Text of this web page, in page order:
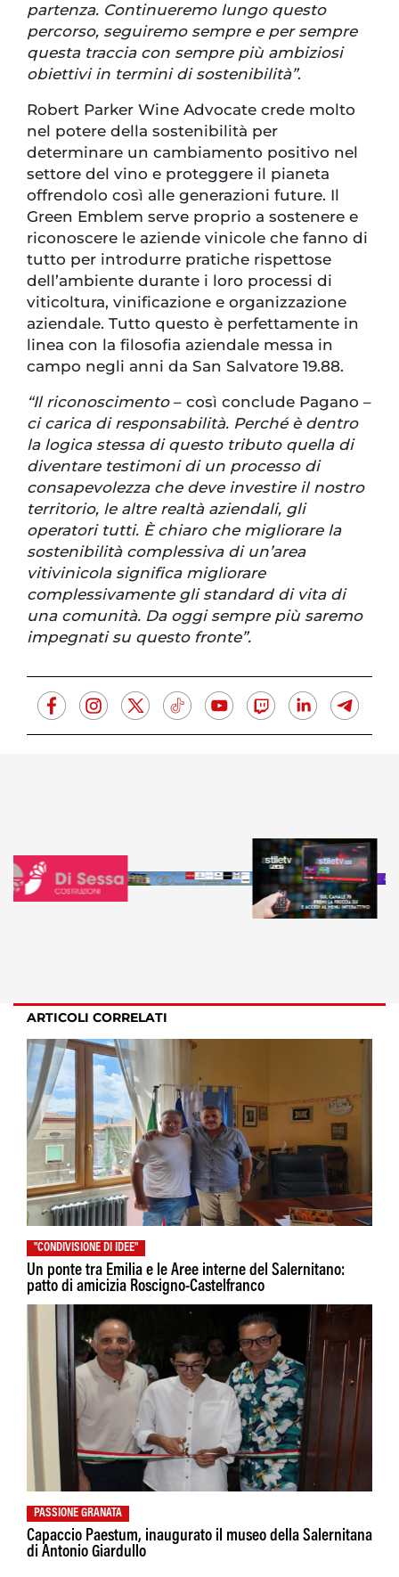
partenza. Continueremo lungo questo
percorso, seguiremo sempre e per sempre
questa traccia con sempre più ambiziosi
obiettivi in termini di sostenibilità”.
Robert Parker Wine Advocate crede molto
nel potere della sostenibilità per
determinare un cambiamento positivo nel
settore del vino e proteggere il pianeta
offrendolo così alle generazioni future. Il
Green Emblem serve proprio a sostenere e
riconoscere le aziende vinicole che fanno di
tutto per introdurre pratiche rispettose
dell’ambiente durante i loro processi di
viticoltura, vinificazione e organizzazione
aziendale. Tutto questo è perfettamente in
linea con la filosofia aziendale messa in
campo negli anni da San Salvatore 19.88.
“Il riconoscimento– così conclude Pagano –
ci carica di responsabilità. Perché è dentro
la logica stessa di questo tributo quella di
diventare testimoni di un processo di
consapevolezza che deve investire il nostro
territorio, le altre realtà aziendali, gli
operatori tutti. È chiaro che migliorare la
sostenibilità complessiva di un’area
vitivinicola significa migliorare
complessivamente gli standard di vita di
una comunità. Da oggi sempre più saremo
impegnati su questo fronte”.
ARTICOLI CORRELATI
"CONDIVISIONE DI IDEE"
Un ponte tra Emilia e le Aree interne del Salernitano:
patto di amicizia Roscigno-Castelfranco
PASSIONE GRANATA
Capaccio Paestum, inaugurato il museo della Salernitana
di Antonio Giardullo